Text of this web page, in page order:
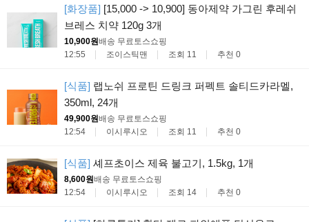
[화장품] [15,000 -> 10,900] 동아제약 가그린 후레쉬
브레스 치약 120g 3개
10,900원배송 무료 토스쇼핑
12:55
조이스틱맨 조회 11 추천 0
[식품] 랩노쉬 프로틴 드링크 퍼펙트 솔티드카라멜,
350ml, 24개
49,900원배송 무료 토스쇼핑
12:54
이시루시오 조회 11 추천 0
[식품] 셰프초이스 제육 불고기, 1.5kg, 1개
8,600원배송 무료 토스쇼핑
12:54
이시루시오 조회 14 추천 0